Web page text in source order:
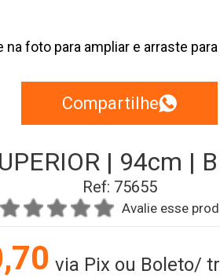
na foto para ampliar e arraste
Compartilhe
| 94cm |
Ref: 75655
Avalie esse
via Pix ou Boleto/